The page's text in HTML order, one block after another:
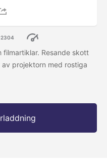
filmartiklar. Resande skott
projektorn med rostiga